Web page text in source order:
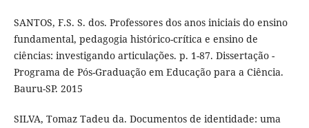
SANTOS, F.S. S. dos. Professores dos anos iniciais do ensino
fundamental, pedagogia histórico-crítica e ensino de
ciências: investigando articulações. p. 1-87. Dissertação -
Programa de Pós-Graduação em Educação para a Ciência.
Bauru-SP. 2015
SILVA, Tomaz Tadeu da. Documentos de identidade: uma